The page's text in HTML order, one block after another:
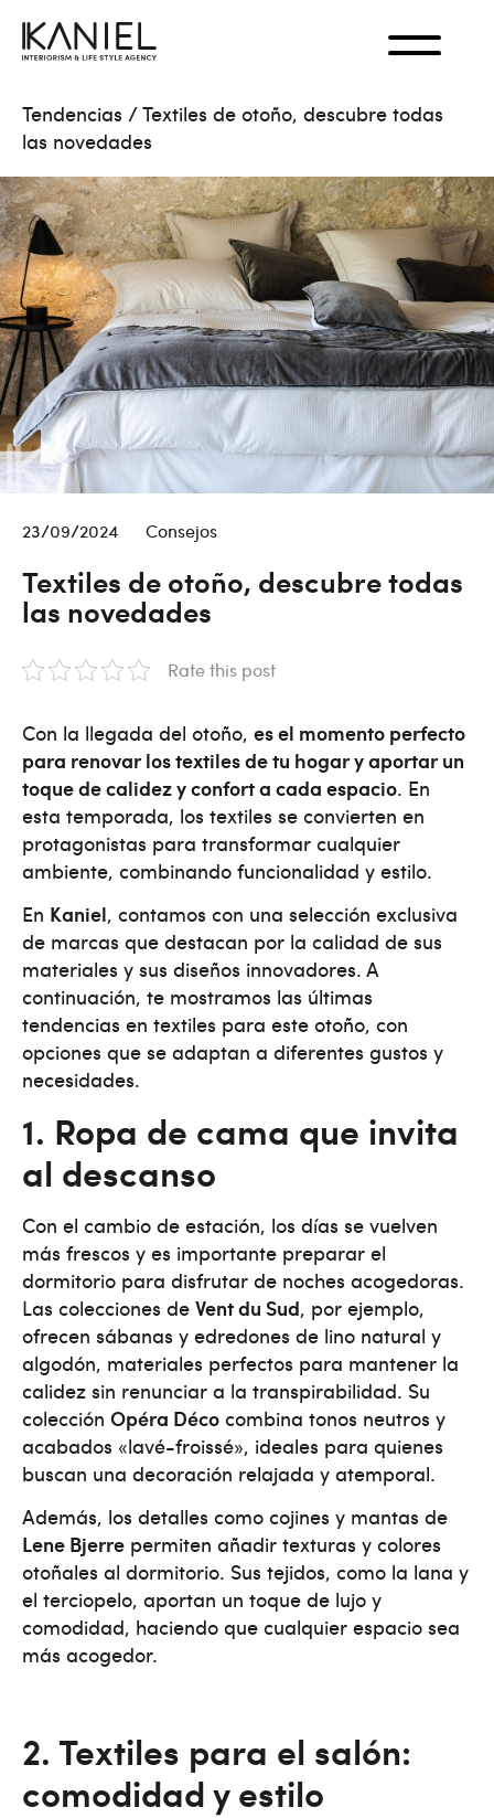
Tendencias /Textiles de otoño, descubre todas
las novedades
23/09/2024 Consejos
Textiles de otoño, descubre todas
las novedades
Rate this post
Con la llegada del otoño, es el momento perfecto
para renovar los textiles de tu hogar y aportar un
toque de calidez y confort a cada espacio. En
esta temporada, los textiles se convierten en
protagonistas para transformar cualquier
ambiente, combinando funcionalidad y estilo.
En Kaniel, contamos con una selección exclusiva
de marcas que destacan por la calidad de sus
materiales y sus diseños innovadores. A
continuación, te mostramos las últimas
tendencias en textiles para este otoño, con
opciones que se adaptan a diferentes gustos y
necesidades.
1. Ropa de cama que invita
al descanso
Con el cambio de estación, los días se vuelven
más frescos y es importante preparar el
dormitorio para disfrutar de noches acogedoras.
Las colecciones de Vent du Sud, por ejemplo,
ofrecen sábanas y edredones de lino natural y
algodón, materiales perfectos para mantener la
calidez sin renunciar a la transpirabilidad. Su
colección Opéra Déco combina tonos neutros y
acabados «lavé-froissé», ideales para quienes
buscan una decoración relajada y atemporal​.
Además, los detalles como cojines y mantas de
Lene Bjerre permiten añadir texturas y colores
otoñales al dormitorio. Sus tejidos, como la lana y
el terciopelo, aportan un toque de lujo y
comodidad, haciendo que cualquier espacio sea
más acogedor​.
2. Textiles para el salón:
comodidad y estilo